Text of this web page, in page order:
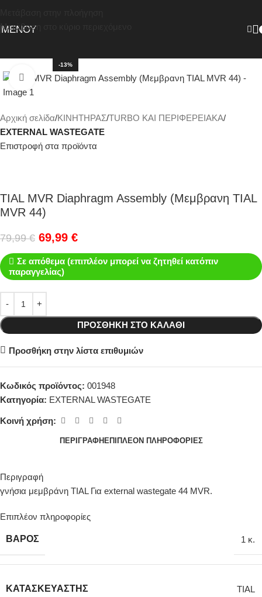
Μετάβαση στο κύριο περιεχόμενο
ΜΕΝΟΎ
-13%
Κάντε κλικ για μεγέθυνση
Αρχική σελίδα ΚΙΝΗΤΗΡΑΣ TURBO ΚΑΙ ΠΕΡΙΦΕΡΕΙΑΚΑ
EXTERNAL WASTEGATE
Επιστροφή στα προϊόντα
TIAL MVR Diaphragm Assembly (Μεμβρανη TIAL
MVR 44)
79,99€ 69,99 €
Σε απόθεμα (επιπλέον μπορεί να ζητηθεί κατόπιν
παραγγελίας)
ΠΡΟΣΘΉΚΗ ΣΤΟ ΚΑΛΆΘΙ
Προσθήκη στην λίστα επιθυμιών
Κωδικός προϊόντος: 001948
Κατηγορία: EXTERNAL WASTEGATE
Κοινή χρήση:
ΠΕΡΙΓΡΑΦΉΕΠΙΠΛΈΟΝ ΠΛΗΡΟΦΟΡΊΕΣ
Περιγραφή
γνήσια μεμβράνη TIAL Για external wastegate 44 MVR.
Επιπλέον πληροφορίες
ΒΆΡΟΣ 1 κ.
ΚΑΤΑΣΚΕΥΑΣΤΉΣ TIAL